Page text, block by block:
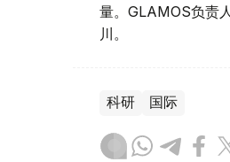
量。GLAMOS负责
川。
科研 国际